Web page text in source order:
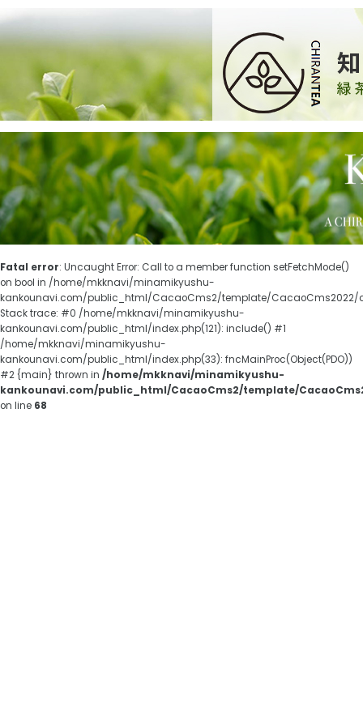
Fatal error: Uncaught Error: Call to a member function setFetchMode()
on bool in /home/mkknavi/minamikyushu-
kankounavi.com/public_html/CacaoCms2/template/CacaoCms2022/
Stack trace: #0 /home/mkknavi/minamikyushu-
kankounavi.com/public_html/index.php(121): include() #1
/home/mkknavi/minamikyushu-
kankounavi.com/public_html/index.php(33): fncMainProc(Object(PDO))
#2 {main} thrown in /home/mkknavi/minamikyushu-
kankounavi.com/public_html/CacaoCms2/template/
on line 68